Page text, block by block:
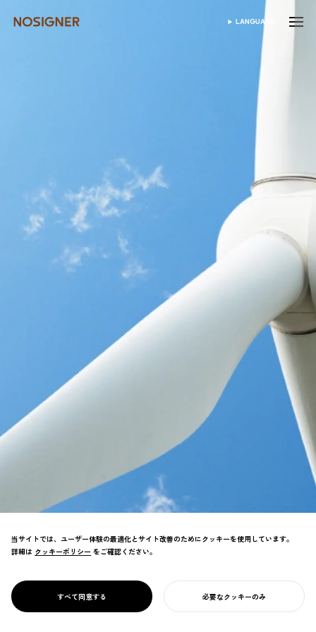
ホーム SELECT LANGUAGE
LANGUAGE
PROJECT
E.CYCLE
の循環を実現。ブランディングとサービスデ
ザインで事業成長に貢献。
当サイトでは、ユーザー体験の最適化とサイト改善のためにクッキーを使用しています。
詳細は クッキーポリシー
クッキーポリシー をご確認ください。
すべて同意する 必要なクッキーのみ